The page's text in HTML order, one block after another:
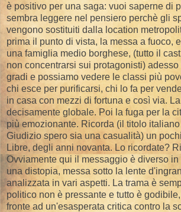
è positivo per una saga: vuoi saperne di
sembra leggere nel pensiero perchè gli
vengono sostituiti dalla location
prima il punto di vista, la messa a fuoco,
una famiglia medio borghese, (tutto il
non concentrarsi sui protagonisti)
gradi e possiamo vedere le classi più
chi esce per purificarsi, chi lo fa per
in casa con mezzi di fortuna e così via.
decisamente globale. Poi la fuga per la
più emozionante. Ricorda (il titolo
Giudizio spero sia una casualità) un
Libre, degli anni novanta. Lo ricordate?
Ovviamente qui il messaggio è diverso in
una distopia, messa sotto la lente
analizzata in vari aspetti. La trama è
politico non è pressante e tutto è
fronte ad un'esasperata critica contro la